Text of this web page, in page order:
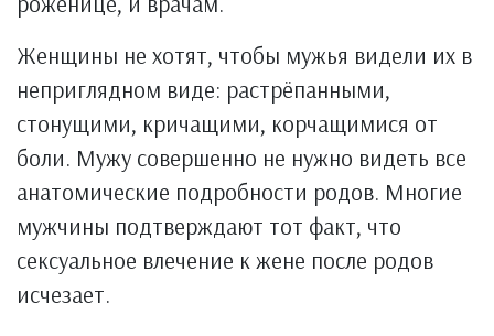
Женщины не хотят, чтобы мужья видели их в
неприглядном виде: растрёпанными,
стонущими, кричащими, корчащимися от
боли. Мужу совершенно не нужно видеть все
анатомические подробности родов. Многие
мужчины подтверждают тот факт, что
сексуальное влечение к жене после родов
исчезает.